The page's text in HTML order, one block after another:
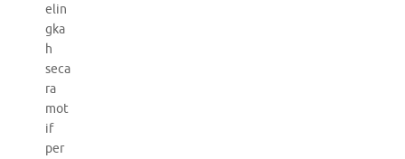
elin
gka
h
seca
ra
mot
if
per